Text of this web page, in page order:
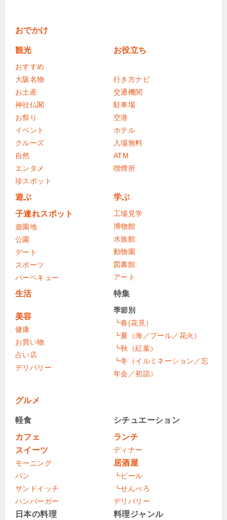
おでかけ
観光 お役立ち
おすすめ
大阪名物
お土産
神社仏閣
お祭り
イベント
クルーズ
自然
エンタメ
珍スポット
行き方ナビ
交通機関
駐車場
空港
ホテル
入場無料
ATM
喫煙所
遊ぶ
学ぶ
子連れスポット
遊園地
公園
デート
スポーツ
バーベキュー
工場見学
博物館
水族館
動物園
図書館
アート
生活 特集
美容
健康
お買い物
占い店
デリバリー
季節別
┗春(花見）
┗夏（海／プール／花火）
┗秋（紅葉）
┗冬（イルミネーション／忘
年会／初詣）
グルメ
軽食
シチュエーション
カフェ
スイーツ
モーニング
パン
サンドイッチ
ハンバーガー
ランチ
ディナー
居酒屋
┗ビール
┗せんべろ
デリバリー
日本の料理 料理ジャンル